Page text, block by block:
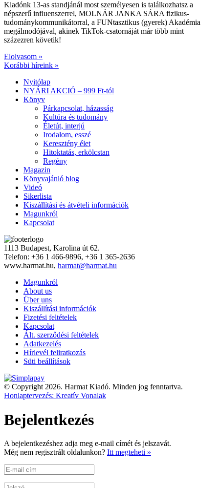
Kiadónk 13-as standjánál most személyesen is találkozhatsz a
népszerű influenszerrel, MOLNÁR JANKA SÁRA fizikus-
tudománykommunikátorral, a FUNtasztikus (gyerek) Akadémia
megálmodójával, akinek TikTok-csatornáját már több mint
százezren követik!
Elolvasom »
Korábbi híreink »
Nyitólap
NYÁRI AKCIÓ – 999 Ft-tól
Könyv
Párkapcsolat, házasság
Kultúra és tudomány
Életút, interjú
Irodalom, esszé
Keresztény élet
Hitoktatás, erkölcstan
Regény
Magazin
Könyvajánló blog
Videó
Sikerlista
Kiszállítási és átvételi információk
Magunkról
Kapcsolat
1113 Budapest, Karolina út 62.
Telefon: +36 1 466-9896, +36 1 365-2636
www.harmat.hu, harmat@harmat.hu
Magunkról
About us
Über uns
Kiszállítási információk
Fizetési feltételek
Kapcsolat
Ált. szerződési feltételek
Adatkezelés
Hírlevél feliratkozás
Süti beállítások
© Copyright 2026. Harmat Kiadó. Minden jog fenntartva.
Honlaptervezés: Kreatív Vonalak
Bejelentkezés
A bejelentkezéshez adja meg e-mail címét és jelszavát.
Még nem regisztrált oldalunkon? Itt megteheti »